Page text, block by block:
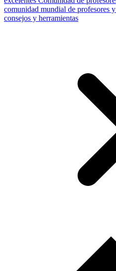
comunidad mundial de profesores
consejos y herramientas